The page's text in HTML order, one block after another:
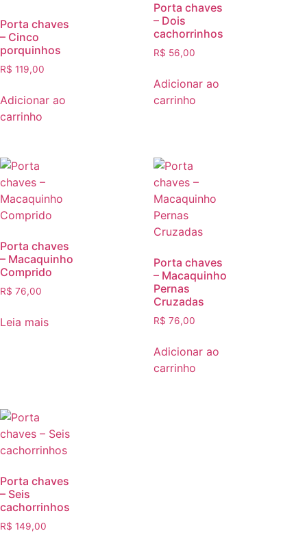
Porta chaves
– Cinco
porquinhos
R$ 119,00
Adicionar ao
carrinho
Porta chaves
– Dois
cachorrinhos
R$ 56,00
Adicionar ao
carrinho
Porta chaves
– Macaquinho
Comprido
R$ 76,00
Leia mais
Porta chaves
– Macaquinho
Pernas
Cruzadas
R$ 76,00
Adicionar ao
carrinho
Porta chaves
– Seis
cachorrinhos
R$ 149,00